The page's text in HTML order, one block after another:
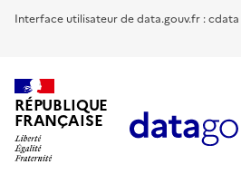
Interface utilisateur de data.gouv.fr :
RÉPUBLIQUE
FRANÇAISE